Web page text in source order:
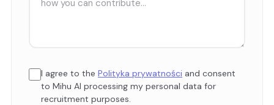
I agree to the Polityka prywatności and consent
to Mihu AI processing my personal data for
recruitment purposes.